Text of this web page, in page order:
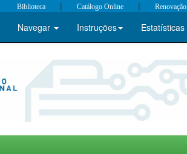
Biblioteca | Catálogo Online | Renovação
Navegar Instruções Estatísticas